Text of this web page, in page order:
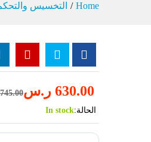
Home
/ التخسيس
630.00 ر.س745.00
الحالة:In stock